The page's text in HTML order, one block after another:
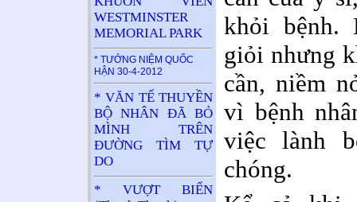
WESTMINSTER
MEMORIAL PARK
* TƯỞNG NIỆM QUỐC
HẬN 30-4-2012
* VĂN TẾ THUYỀN
BỘ NHÂN ĐÃ BỎ
MÌNH TRÊN
ĐƯỜNG TÌM TỰ
DO
* VƯỢT BIỂN
khỏi bệnh.
giỏi nhưng
cần, niềm
vì bệnh
việc lành
chóng.